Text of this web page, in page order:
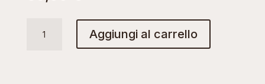
NIGHT
Aggiungi al carrello